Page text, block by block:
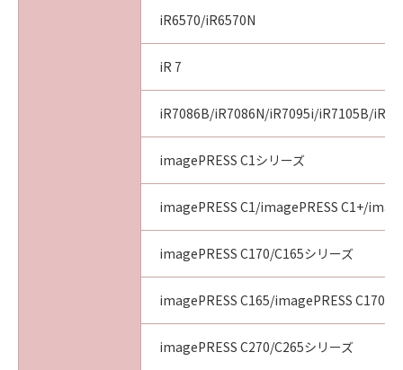
iR6570/iR6570N
iR 7
iR7086B/iR7086N/iR7095i/iR7105B/
imagePRESS C1シリーズ
imagePRESS C1/imagePRESS C1+/
imagePRESS C170/C165シリーズ
imagePRESS C165/imagePRESS C170
imagePRESS C270/C265シリーズ